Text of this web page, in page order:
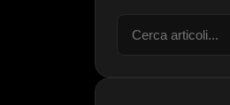
Cerca: